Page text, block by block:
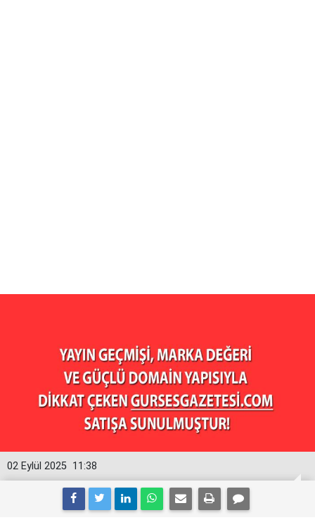
11:38
02 Eylül 2025